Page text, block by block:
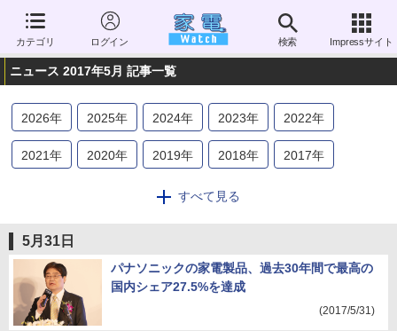
カテゴリ ログイン 検索 Impressサイト
ニュース 2017年5月 記事一覧
2026年 2025年 2024年 2023年 2022年
2021年 2020年 2019年 2018年 2017年
2014年 2013
2006年
すべて見る
5月31日
パナソニックの家電製品、過去30年間で最高の
国内シェア27.5%を達成
(2017/5/31)